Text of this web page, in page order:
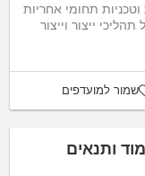
וטכניות תחומי אחריות
ייצור וייצור
שמור למועדפים
ותנאים